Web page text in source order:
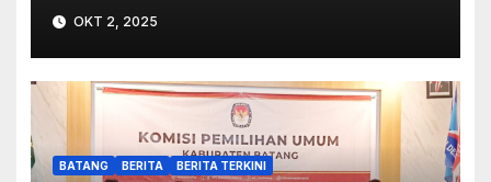
OKT 2, 2025
BATANG BERITA BERITA TERKINI